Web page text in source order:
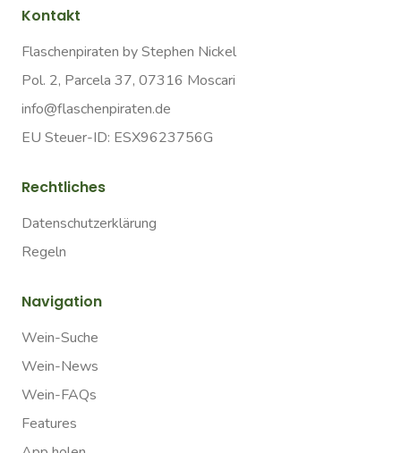
Kontakt
Flaschenpiraten by Stephen Nickel
Pol. 2, Parcela 37, 07316 Moscari
info@flaschenpiraten.de
EU Steuer-ID: ESX9623756G
Rechtliches
Datenschutzerklärung
Regeln
Navigation
Wein-Suche
Wein-News
Wein-FAQs
Features